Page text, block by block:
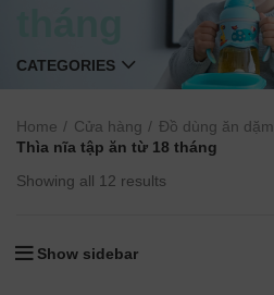
CATEGORIES
Home Cửa hàng
Đồ dùng ăn dặm
Thìa nĩa tập ăn từ 18 tháng
Showing all 12 results
Show sidebar